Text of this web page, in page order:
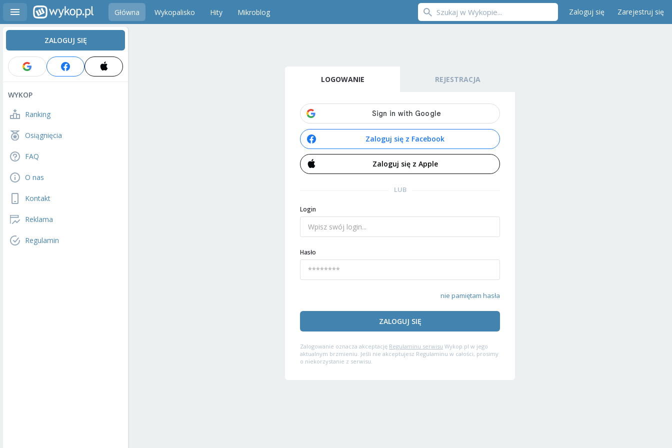
Główna Wykopalisko Hity Mikroblog Zaloguj się Zarejestruj się
ZALOGUJ SIĘ
WYKOP
Ranking
Osiągnięcia
FAQ
O nas
Kontakt
Reklama
Regulamin
LOGOWANIE REJESTRACJA
Zaloguj się z Facebook
Zaloguj się z Apple
LUB
Login
Hasło
nie pamiętam hasła
ZALOGUJ SIĘ
Zalogowanie oznacza akceptację Regulaminu serwisu Wykop.pl w jego
aktualnym brzmieniu. Jeśli nie akceptujesz Regulaminu w całości, prosimy
o niekorzystanie z serwisu.